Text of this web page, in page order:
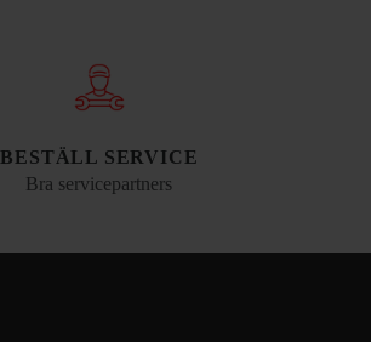
BESTÄLL SERVICE
Bra servicepartners